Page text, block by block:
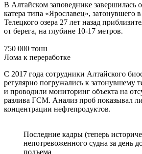
В Алтайском заповеднике завершилась
катера типа «Ярославец», затонувшего
Телецкого озера 27 лет назад
от берега, на глубине 10-17 метров.
750 000 тонн
Лома к переработке
С 2017 года сотрудники Алтайского
регулярно погружались к затонувшему
и проводили мониторинг объекта на
разлива ГСМ. Анализ проб показывал
концентрации нефтепродуктов.
Последние кадры (теперь
непотревоженного судна за день
подъема